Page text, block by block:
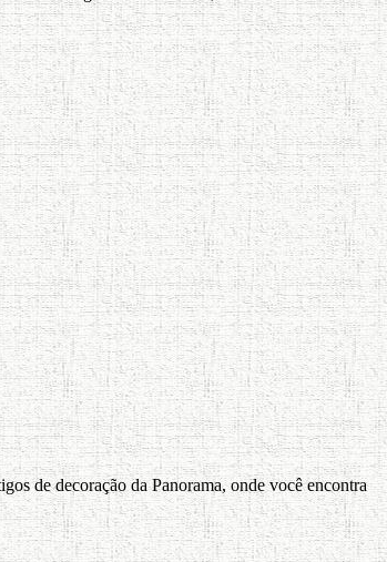
de decoração da Panorama, onde você encontra